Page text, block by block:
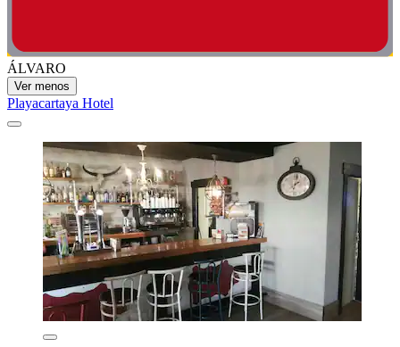
ÁLVARO
Ver menos
Playacartaya Hotel